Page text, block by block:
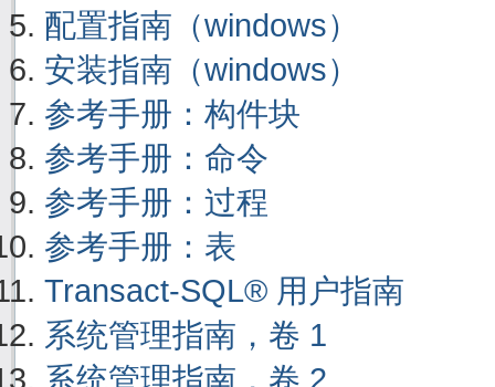
配置指南（windows）
安装指南（windows）
参考手册：构件块
参考手册：命令
参考手册：过程
参考手册：表
Transact-SQL® 用户指南
系统管理指南，卷 1
系统管理指南，卷 2